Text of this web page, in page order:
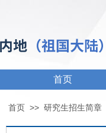
首页
首页 >> 研究生招生简章